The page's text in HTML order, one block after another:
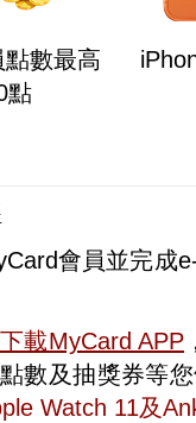
數最高
點
會員並完成
下載MyCard APP
數及抽獎券等
Watch 11及